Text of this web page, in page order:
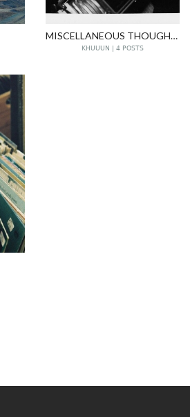
MISCELLANEOUS THOUGHTS
KHUUUN | 4 POSTS